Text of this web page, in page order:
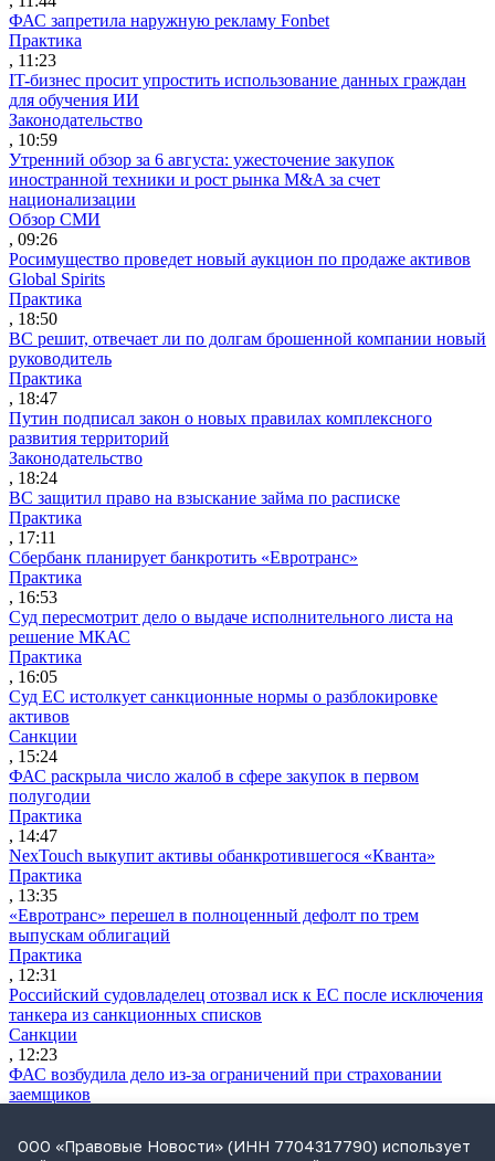
ФАС запретила наружную рекламу Fonbet
Практика
, 11:23
IT-бизнес просит упростить использование данных граждан
для обучения ИИ
Законодательство
, 10:59
Утренний обзор за 6 августа: ужесточение закупок
иностранной техники и рост рынка M&A за счет
национализации
Обзор СМИ
, 09:26
Росимущество проведет новый аукцион по продаже активов
Global Spirits
Практика
, 18:50
ВС решит, отвечает ли по долгам брошенной компании новый
руководитель
Практика
, 18:47
Путин подписал закон о новых правилах комплексного
развития территорий
Законодательство
, 18:24
ВС защитил право на взыскание займа по расписке
Практика
, 17:11
Сбербанк планирует банкротить «Евротранс»
Практика
, 16:53
Суд пересмотрит дело о выдаче исполнительного листа на
решение МКАС
Практика
, 16:05
Суд ЕС истолкует санкционные нормы о разблокировке
активов
Санкции
, 15:24
ФАС раскрыла число жалоб в сфере закупок в первом
полугодии
Практика
, 14:47
NexTouch выкупит активы обанкротившегося «Кванта»
Практика
, 13:35
«Евротранс» перешел в полноценный дефолт по трем
выпускам облигаций
Практика
, 12:31
Российский судовладелец отозвал иск к ЕС после исключения
танкера из санкционных списков
Санкции
, 12:23
ФАС возбудила дело из-за ограничений при страховании
заемщиков
Самарская ККС приняла отставку главы облсуда Шилова
ООО «Правовые Новости» (ИНН 7704317790) использует